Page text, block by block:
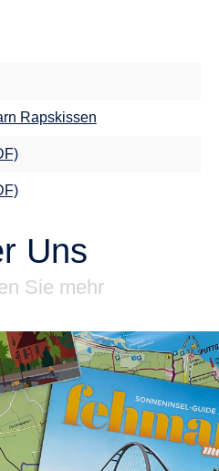
Rapskissen
Uns
Sie mehr